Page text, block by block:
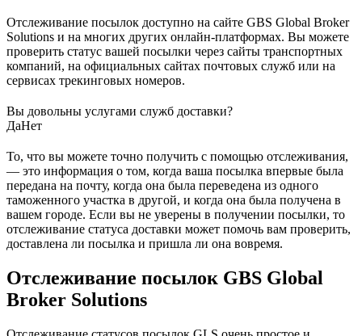
Отслеживание посылок доступно на сайте GBS Global Broker
Solutions и на многих других онлайн-платформах. Вы можете
проверить статус вашей посылки через сайты транспортных
компаний, на официальных сайтах почтовых служб или на
сервисах трекинговых номеров.
Вы довольны услугами служб доставки?
ДаНет
То, что вы можете точно получить с помощью отслеживания,
— это информация о том, когда ваша посылка впервые была
передана на почту, когда она была переведена из одного
таможенного участка в другой, и когда она была получена в
вашем городе. Если вы не уверены в получении посылки, то
отслеживание статуса доставки может помочь вам проверить,
доставлена ли посылка и пришла ли она вовремя.
Отслеживание посылок GBS Global
Broker Solutions